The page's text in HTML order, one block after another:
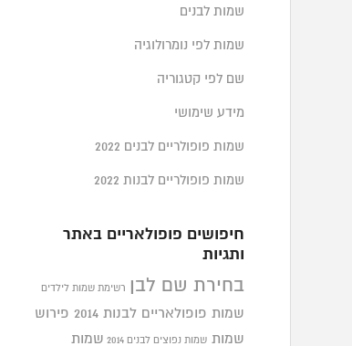
שמות לבנים
שמות לפי נומרולוגיה
שם לפי קטגוריה
מידע שימושי
שמות פופולריים לבנים 2022
שמות פופולריים לבנות 2022
חיפושים פופולאריים באתר
ותגיות
בחירת שם לבן רשימת שמות לילדים
שמות פופולאריים לבנות 2014 פירוש
שמות שמות נפוצים לבנים 2014 שמות